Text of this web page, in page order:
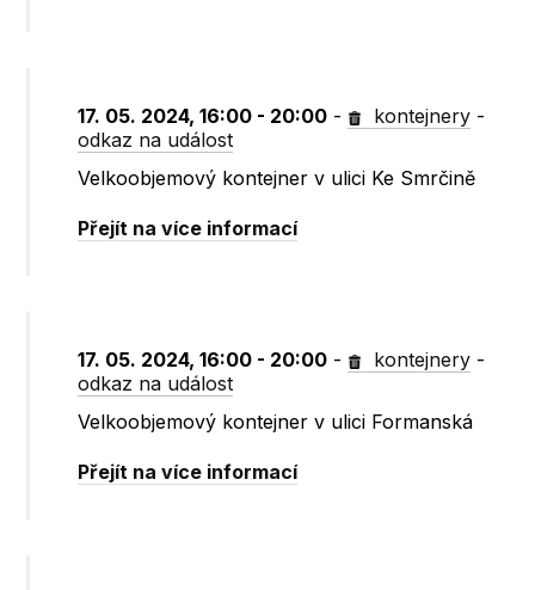
17. 05. 2024, 16:00 - 20:00 - kontejnery -
odkaz na událost
Velkoobjemový kontejner v ulici Ke Smrčině
Přejít na více informací
17. 05. 2024, 16:00 - 20:00 - kontejnery -
odkaz na událost
Velkoobjemový kontejner v ulici Formanská
Přejít na více informací